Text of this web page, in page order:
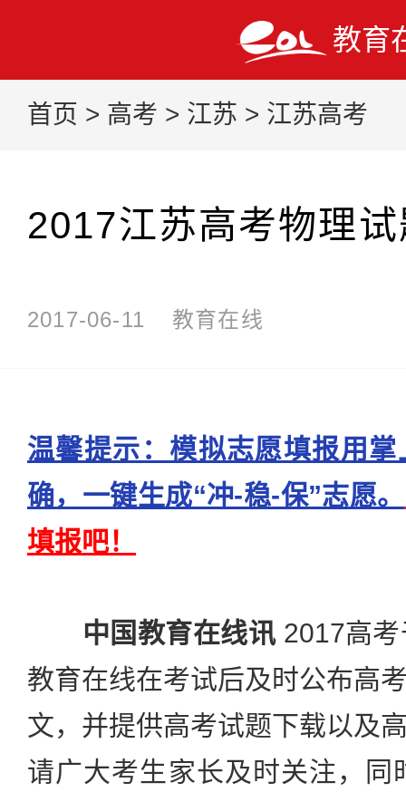
教育
首页 > 高考 > 江苏 > 江苏高考
2017江苏高考物理
2017-06-11 教育在线
温馨提示：模拟志愿填报用
确，一键生成“冲-稳-保”志愿。
填报吧！
中国教育在线讯2017高考
教育在线在考试后及时公布高
文，并提供高考试题下载以及
请广大考生家长及时关注，同